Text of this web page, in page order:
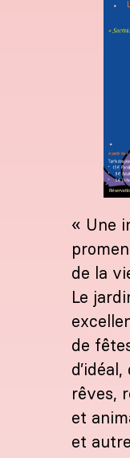
« Une
de la
Le
de
rêves,
et
et